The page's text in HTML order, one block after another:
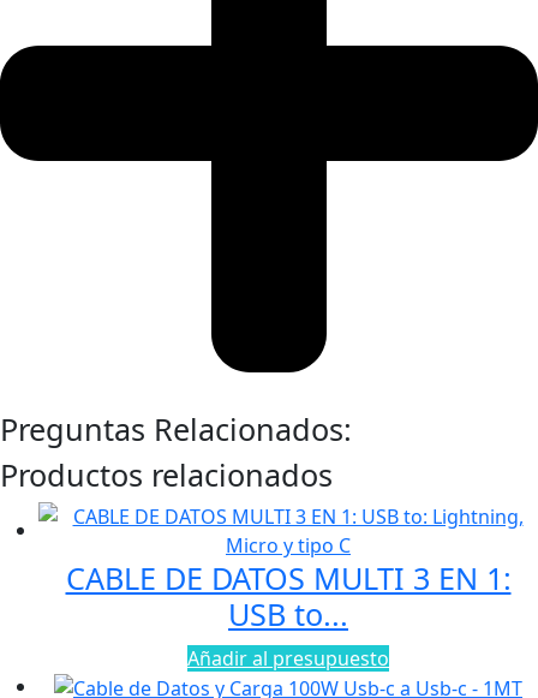
Preguntas Relacionados:
Productos relacionados
CABLE DE DATOS MULTI 3 EN 1:
USB to...
Añadir al presupuesto